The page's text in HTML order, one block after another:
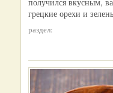
получился вкусным,
грецкие орехи и
раздел: